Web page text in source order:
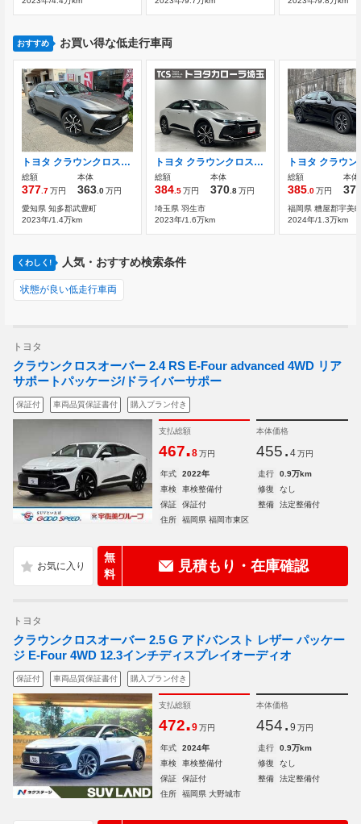
おすすめ お買い得な低走行車両
トヨタ クラウンクロスオーバー 2.5 G アドバンスト E-Four 4WD
総額
377.7万円
本体
363.0万円
愛知県 知多郡武豊町
2023年/1.4万km
トヨタ クラウンクロスオーバー 2.5 G E-Four 4WD 認定中古車 トヨタセーフティセンス
総額
384.5万円
本体
370.8万円
埼玉県 羽生市
2023年/1.6万km
総額
385.0万円
本体
福岡県 糟屋郡宇美
2024年/1.3万km
くわしく! 人気・おすすめ検索条件
状態が良い低走行車両
トヨタ
クラウンクロスオーバー 2.4 RS E-Four advanced 4WD リア
サポートパッケージ/ドライバーサポー
保証付 車両品質保証書付 購入プラン付き
支払総額
467.8 万円
本体価格
455. 4 万円
年式 2022年 走行
0.9万km
車検
車検整備付 修復
なし
保証
保証付 整備
法定整備付
住所
福岡県 福岡市東区
無
料
見積もり・在庫確認
トヨタ
クラウンクロスオーバー 2.5 G アドバンスト レザー パッケー
ジ E-Four 4WD 12.3インチディスプレイオーディオ
保証付 車両品質保証書付 購入プラン付き
支払総額
472.9 万円
本体価格
454. 9 万円
年式 2024年 走行
0.9万km
車検
車検整備付 修復
なし
保証
保証付 整備
法定整備付
住所
福岡県 大野城市